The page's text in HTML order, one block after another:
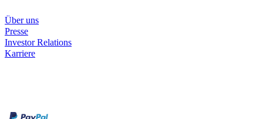
Über uns
Presse
Investor Relations
Karriere